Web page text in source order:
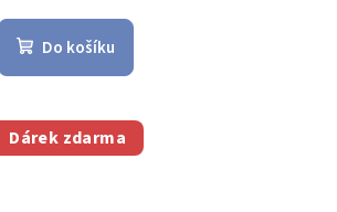
Do košíku
Dárek zdarma